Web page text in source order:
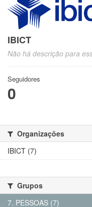
IBICT
Não há descrição para
Seguidores
0
Organizações
IBICT (7)
Grupos
7. PESSOAS (7)